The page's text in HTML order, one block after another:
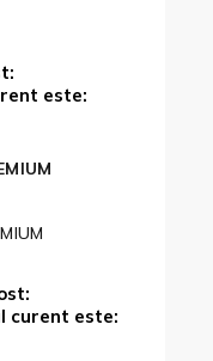
este:
curent este: